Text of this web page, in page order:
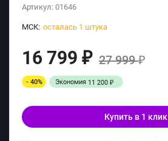
Артикул: 01646
МСК: осталась 1 штука
16 799 ₽ 27 999₽
- 40% Экономия 11 200 ₽
Купить в 1 клик